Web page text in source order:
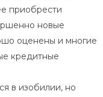
приобрести
новые
оценены и многие
кредитные
в изобилии, но